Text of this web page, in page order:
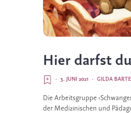
Hier darfst
GILDA
·
3. JUNI 2021
·
Die Arbeitsgruppe
der Medizinischen und